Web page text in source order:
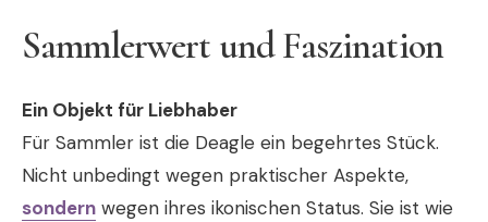
Sammlerwert und Faszination
Ein Objekt für Liebhaber
Für Sammler ist die Deagle ein begehrtes Stück.
Nicht unbedingt wegen praktischer Aspekte,
sondern wegen ihres ikonischen Status. Sie ist wie